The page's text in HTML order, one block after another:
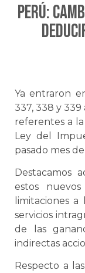
PERÚ:
Ya entraron
337, 338 y
referentes a
Ley del
pasado mes
Destacamos
estos
limitaciones
servicios
de las
indirectas
Respecto a